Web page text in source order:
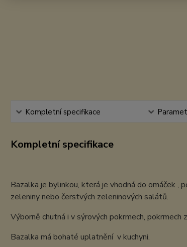
Kompletní specifikace
Kompletní specifikace
Bazalka je bylinkou, která je vhodná do omáček ,
zeleniny nebo čerstvých zeleninových salátů.
Výborně chutná i v sýrových pokrmech, pokrmech
Bazalka má bohaté uplatnění v kuchyni.